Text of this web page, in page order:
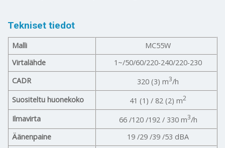
Tekniset tiedot
Malli
MC55W
Virtalähde
1~/50/60/220-240/220-230
CADR
320 (3) m3/h
Suositeltu huonekoko
41 (1) / 82 (2) m2
Ilmavirta 66 /120 /192 / 330 m3/h
Äänenpaine
19 /29 /39 /53 dBA